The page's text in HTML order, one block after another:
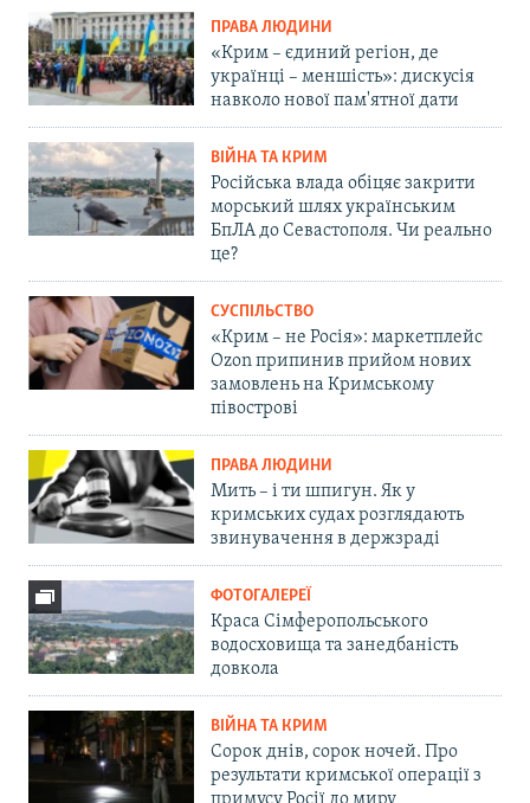
ПРАВА ЛЮДИНИ
«Крим – єдиний регіон, де
українці – меншість»: дискусія
навколо нової пам'ятної дати
ВІЙНА ТА КРИМ
Російська влада обіцяє закрити
морський шлях українським
БпЛА до Севастополя. Чи реально
це?
СУСПІЛЬСТВО
«Крим – не Росія»: маркетплейс
Ozon припинив прийом нових
замовлень на Кримському
півострові
ПРАВА ЛЮДИНИ
Мить – і ти шпигун. Як у
кримських судах розглядають
звинувачення в держзраді
ФОТОГАЛЕРЕЇ
Краса Сімферопольського
водосховища та занедбаність
довкола
ВІЙНА ТА КРИМ
Сорок днів, сорок ночей. Про
результати кримської операції з